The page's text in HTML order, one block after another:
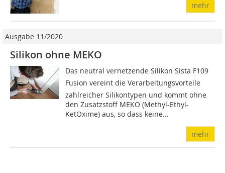
mehr
Ausgabe 11/2020
Silikon ohne MEKO
Das neutral vernetzende Silikon Sista F109
Fusion vereint die Verarbeitungsvorteile
zahlreicher Silikontypen und kommt ohne
den Zusatzstoff MEKO (Methyl-Ethyl-
KetOxime) aus, so dass keine...
mehr